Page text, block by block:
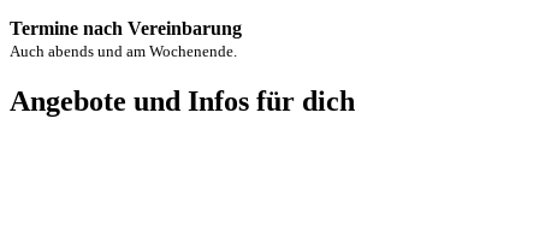
Termine nach Vereinbarung
Auch abends und am Wochenende.
Angebote und Infos für dich